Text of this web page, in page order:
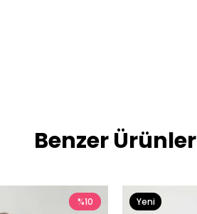
Benzer Ürünler
%10
Yeni